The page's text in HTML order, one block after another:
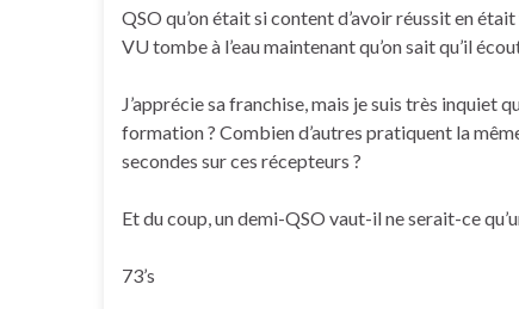
QSO qu’on était si content d’avoir réussit en
VU tombe à l’eau maintenant qu’on sait qu’il
J’apprécie sa franchise, mais je suis très inquiet
formation ? Combien d’autres pratiquent la
secondes sur ces récepteurs ?
Et du coup, un demi-QSO vaut-il ne serait-ce
73’s